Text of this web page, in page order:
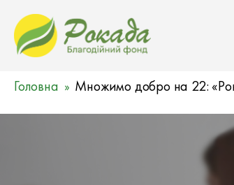
Головна Множимо добро на 22: